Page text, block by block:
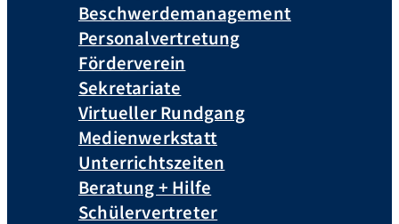
Beschwerdemanagement
Personalvertretung
Förderverein
Sekretariate
Virtueller Rundgang
Medienwerkstatt
Unterrichtszeiten
Beratung + Hilfe
Schülervertreter